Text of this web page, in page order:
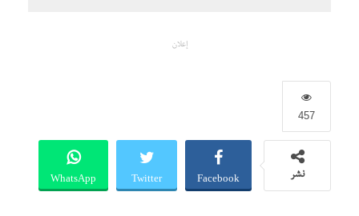
إعلان
457
نشر Facebook
Twitter
WhatsApp